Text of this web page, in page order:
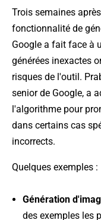
Trois semaines
fonctionnalité de
Google a fait face à
générées inexactes
risques de l'outil.
senior de Google, a
l'algorithme pour
dans certains cas
incorrects.
Quelques exemples :
Génération
des exemples les